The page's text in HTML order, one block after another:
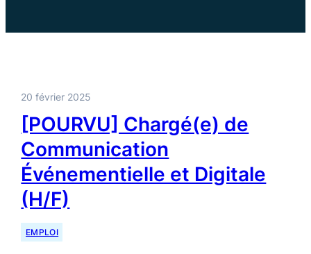
20 février 2025
[POURVU] Chargé(e) de
Communication
Événementielle et Digitale
(H/F)
EMPLOI